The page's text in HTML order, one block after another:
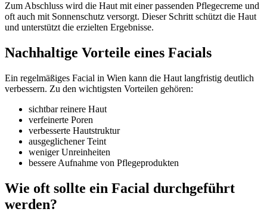
Zum Abschluss wird die Haut mit einer passenden Pflegecreme und
oft auch mit Sonnenschutz versorgt. Dieser Schritt schützt die Haut
und unterstützt die erzielten Ergebnisse.
Nachhaltige Vorteile eines Facials
Ein regelmäßiges Facial in Wien kann die Haut langfristig deutlich
verbessern. Zu den wichtigsten Vorteilen gehören:
sichtbar reinere Haut
verfeinerte Poren
verbesserte Hautstruktur
ausgeglichener Teint
weniger Unreinheiten
bessere Aufnahme von Pflegeprodukten
Wie oft sollte ein Facial durchgeführt
werden?